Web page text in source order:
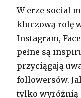
W erze social
kluczową rolę
Instagram,
pełne są
przyciągają
followersów.
tylko wyróżnią